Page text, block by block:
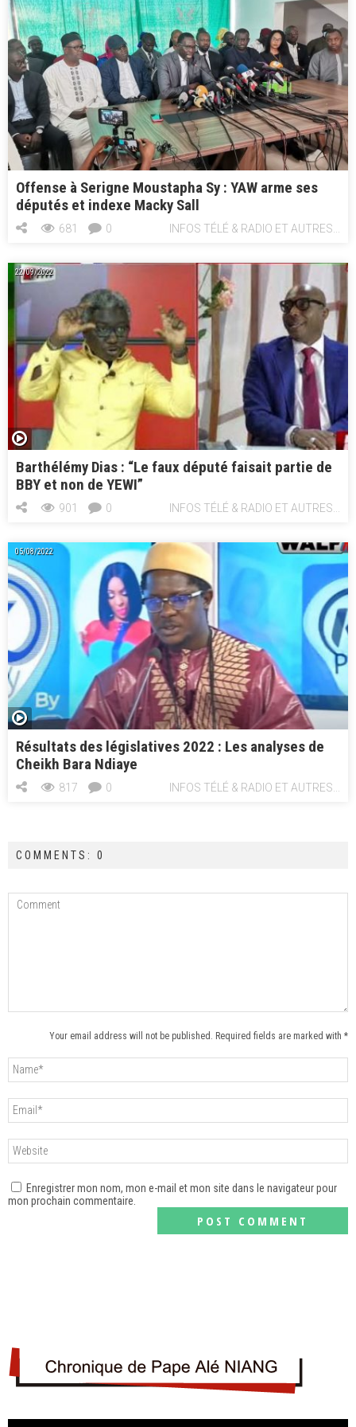
n
Offense à Serigne Moustapha Sy : YAW arme ses
députés et indexe Macky Sall
INFOS TÉLÉ & RADIO ET AUTRES...
681 0
22/09/2022
Barthélémy Dias : “Le faux député faisait partie de
BBY et non de YEWI”
INFOS TÉLÉ & RADIO ET AUTRES...
901 0
05/08/2022
Résultats des législatives 2022 : Les analyses de
Cheikh Bara Ndiaye
INFOS TÉLÉ & RADIO ET AUTRES...
817 0
COMMENTS: 0
Your email address will not be published. Required fields are marked with *
Enregistrer mon nom, mon e-mail et mon site dans le navigateur pour
mon prochain commentaire.